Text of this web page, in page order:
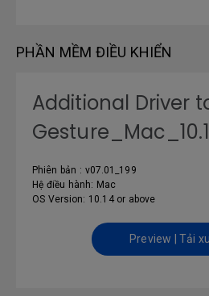
PHẦN MỀM ĐIỀU KHIỂN
Additional Driver
Phiên bản : v07.01_199
Hệ điều hành: Mac
OS Version: 10.14 or above
Preview | Tải